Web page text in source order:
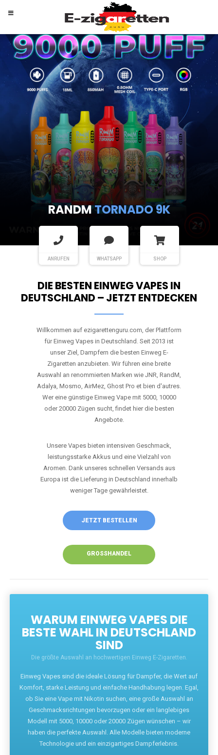
RANDMTORNADO 9K
ANRUFEN WHATSAPP SHOP
DIE BESTEN EINWEG VAPES IN
DEUTSCHLAND – JETZT ENTDECKEN
Willkommen auf ezigarettenguru.com, der Plattform
für Einweg Vapes in Deutschland. Seit 2013 ist
unser Ziel, Dampfern die besten Einweg E-
Zigaretten anzubieten. Wir führen eine breite
Auswahl an renommierten Marken wie JNR, RandM,
Adalya, Mosmo, AirMez, Ghost Pro et bien d'autres.
Wer eine günstige Einweg Vape mit 5000, 10000
oder 20000 Zügen sucht, findet hier die besten
Angebote.
Unsere Vapes bieten intensiven Geschmack,
leistungsstarke Akkus und eine Vielzahl von
Aromen. Dank unseres schnellen Versands aus
Europa ist die Lieferung in Deutschland innerhalb
weniger Tage gewährleistet.
JETZT BESTELLEN
GROSSHANDEL
WARUM EINWEG VAPES DIE
BESTE WAHL IN DEUTSCHLAND
SIND
Die größte Auswahl an hochwertigen Einweg E-Zigaretten.
Einweg Vapes sind die ideale Lösung für Dampfer, die Wert auf
Komfort, starke Leistung und einfache Handhabung legen. Egal,
ob Sie eine Vape mit Nikotin suchen, eine große Auswahl an
Geschmacksrichtungen bevorzugen oder ein langlebiges
Modell mit 5000, 10000 oder 20000 Zügen wünschen – wir
haben die perfekte Auswahl. Alle Modelle bieten moderne
Technologie und ein einzigartiges Dampferlebnis.